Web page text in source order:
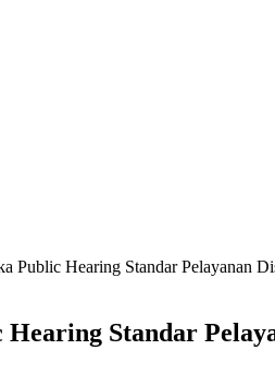
Public Hearing Standar Pelayanan
Standar